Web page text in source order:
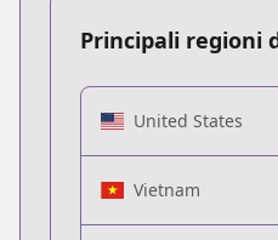
Principali regioni
United States
Vietnam